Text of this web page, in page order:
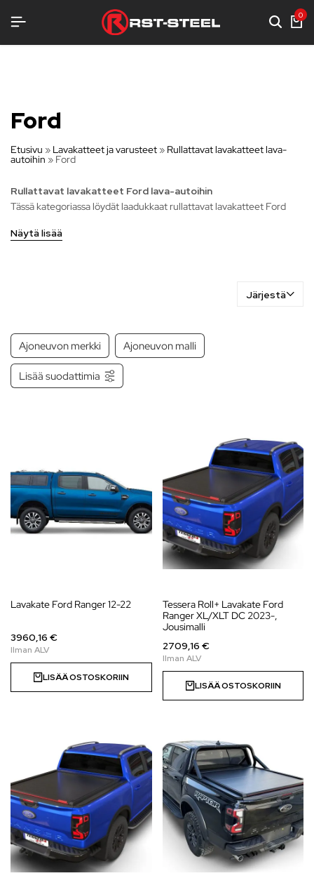
0
Ford
Etusivu » Lavakatteet ja varusteet » Rullattavat lavakatteet lava-
autoihin » Ford
Rullattavat lavakatteet Ford lava-autoihin
Tässä kategoriassa löydät laadukkaat rullattavat lavakatteet Ford
lavallesi. Nämä lavakatteet on suunniteltu suojaamaan kuormaa
Valikoimassamme on erilaisia rullattavia lavakatteita, jotka on
luotettavan suojan. Helppokäyttöinen rullausmekanismi tekee
lavakatteesta kätevän ja monipuolisen ratkaisun.
Tutustu valikoimaamme ja löydä rullattava lavakate, joka tekee Ford
Näytä lisää
Järjestä
Ajoneuvon merkki Ajoneuvon malli
Lisää suodattimia
Lavakate Ford Ranger 12-22
3960,16 €
LISÄÄ OSTOSKORIIN
Tessera Roll+ Lavakate Ford
Ranger XL/XLT DC 2023-,
Jousimalli
2709,16 €
LISÄÄ OSTOSKORIIN